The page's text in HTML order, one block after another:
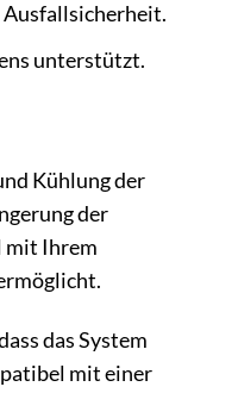
unterstützt.
Kühlung der
der
mit Ihrem
das System
mit einer